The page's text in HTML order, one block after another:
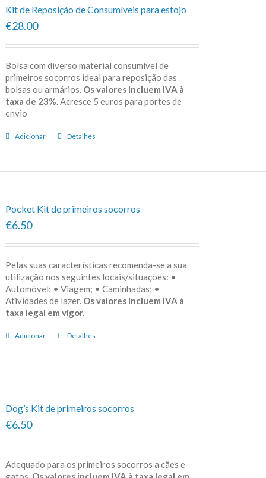
Kit de Reposição de Consumíveis para estojo
€28.00
Bolsa com diverso material consumível de
primeiros socorros ideal para reposição das
bolsas ou armários. Os valores incluem IVA à
taxa de 23%. Acresce 5 euros para portes de
envio
Adicionar Detalhes
Pocket Kit de primeiros socorros
€6.50
Pelas suas características recomenda-se a sua
utilização nos seguintes locais/situações: •
Automóvel; • Viagem; • Caminhadas; •
Atividades de lazer. Os valores incluem IVA à
taxa legal em vigor.
Adicionar Detalhes
Dog’s Kit de primeiros socorros
€6.50
Adequado para os primeiros socorros a cães e